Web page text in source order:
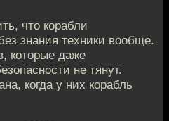
что корабли
знания техники вообще.
которые даже
не тянут.
когда у них корабль